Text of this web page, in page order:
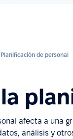
Planificación de personal
la
afecta a una
análisis y